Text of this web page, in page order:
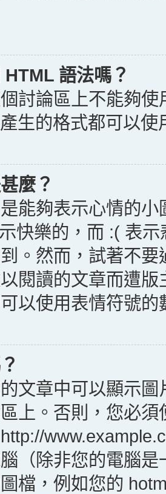
語法嗎？
討論區上不能夠
生的格式都可以
麼？
能夠表示心情的
快樂的，而 :( 表
。然而，試著不
閱讀的文章而遭
以使用表情符號的
文章中可以顯示
上。否則，您必
（除非您的電腦
檔，例如您的